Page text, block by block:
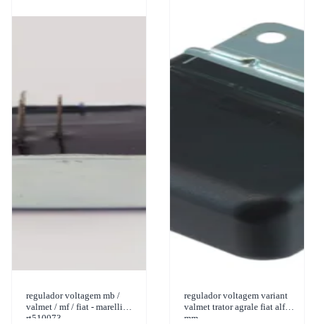
regulador voltagem mb /
valmet / mf / fiat - marelli
rt510073
regulador voltagem variant
valmet trator agrale fiat alfa
mm